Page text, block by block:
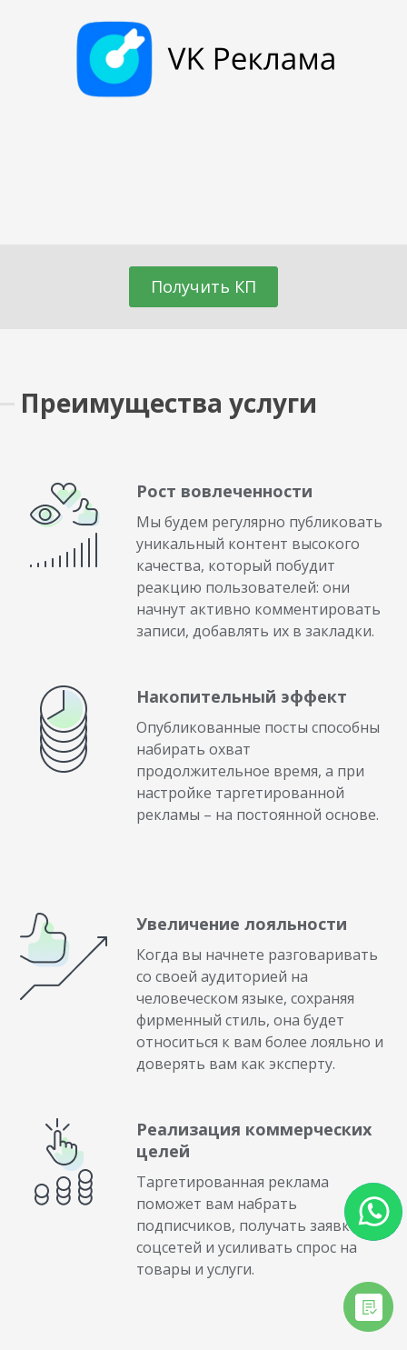
Получить КП
Преимущества услуги
Рост вовлеченности
Мы будем регулярно публиковать
уникальный контент высокого
качества, который побудит
реакцию пользователей: они
начнут активно комментировать
записи, добавлять их в закладки.
Накопительный эффект
Опубликованные посты способны
набирать охват
продолжительное время, а при
настройке таргетированной
рекламы – на постоянной основе.
Увеличение лояльности
Когда вы начнете разговаривать
со своей аудиторией на
человеческом языке, сохраняя
фирменный стиль, она будет
относиться к вам более лояльно и
доверять вам как эксперту.
Реализация коммерческих
целей
Таргетированная реклама
поможет вам набрать
подписчиков, получать заявки из
соцсетей и усиливать спрос на
товары и услуги.